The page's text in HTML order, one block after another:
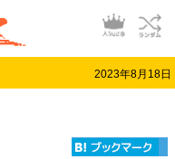
2023年8月18日